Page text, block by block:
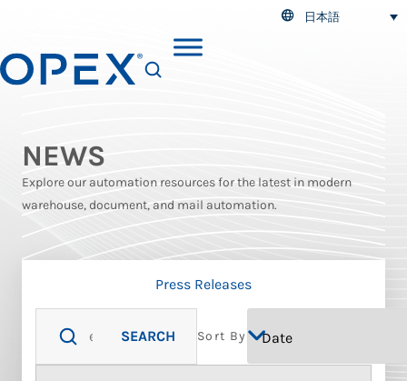
日本語
NEWS
Explore our automation resources for the latest in modern
warehouse, document, and mail automation.
Press Releases
SEARCH Sort By